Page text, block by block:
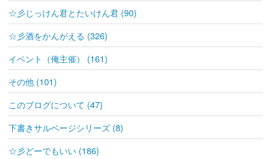
☆彡じっけん君とたいけん君 (90)
☆彡酒をかんがえる (326)
イベント（俺主催） (161)
その他 (101)
このブログについて (47)
下書きサルベージシリーズ (8)
☆彡どーでもいい (186)